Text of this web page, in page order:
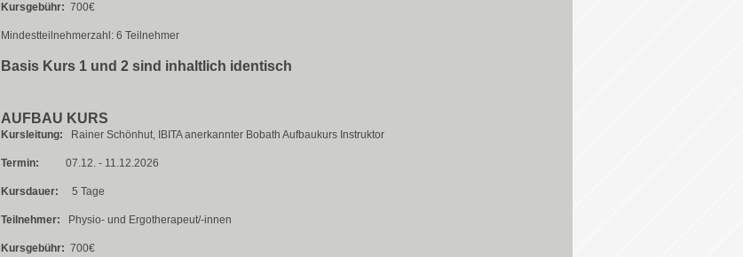
Kursgebühr: 700€
Mindestteilnehmerzahl: 6 Teilnehmer
Basis Kurs 1 und 2 sind inhaltlich identisch
AUFBAU KURS
Kursleitung: Rainer Schönhut, IBITA anerkannter Bobath Aufbaukurs Instruktor
Termin: 07.12. - 11.12.2026
Kursdauer: 5 Tage
Teilnehmer: Physio- und Ergotherapeut/-innen
Kursgebühr: 700€